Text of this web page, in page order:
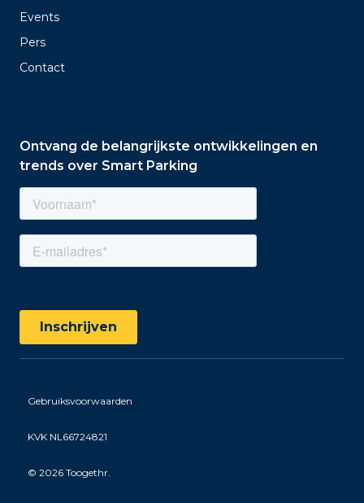
Events
Pers
Contact
Ontvang de belangrijkste ontwikkelingen en
trends over Smart Parking
Gebruiksvoorwaarden
KVK NL66724821
© 2026 Toogethr.